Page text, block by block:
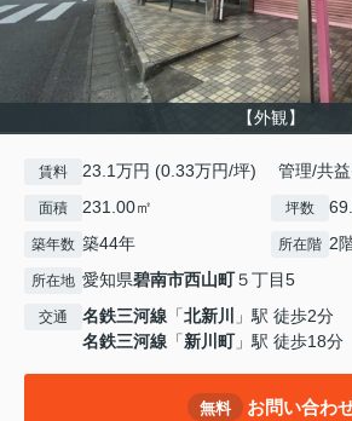
【外観】
賃料 23.1万円 (0.33万円/坪) 管理/共益
面積 231.00㎡ 坪数
築年数 築44年 所在階 2
所在地 愛知県碧南市西山町５丁目5
交通 名鉄三河線 「北新川
」駅 徒歩2分
名鉄三河線 「新川町」駅 徒歩18分
無料 お問い合わ